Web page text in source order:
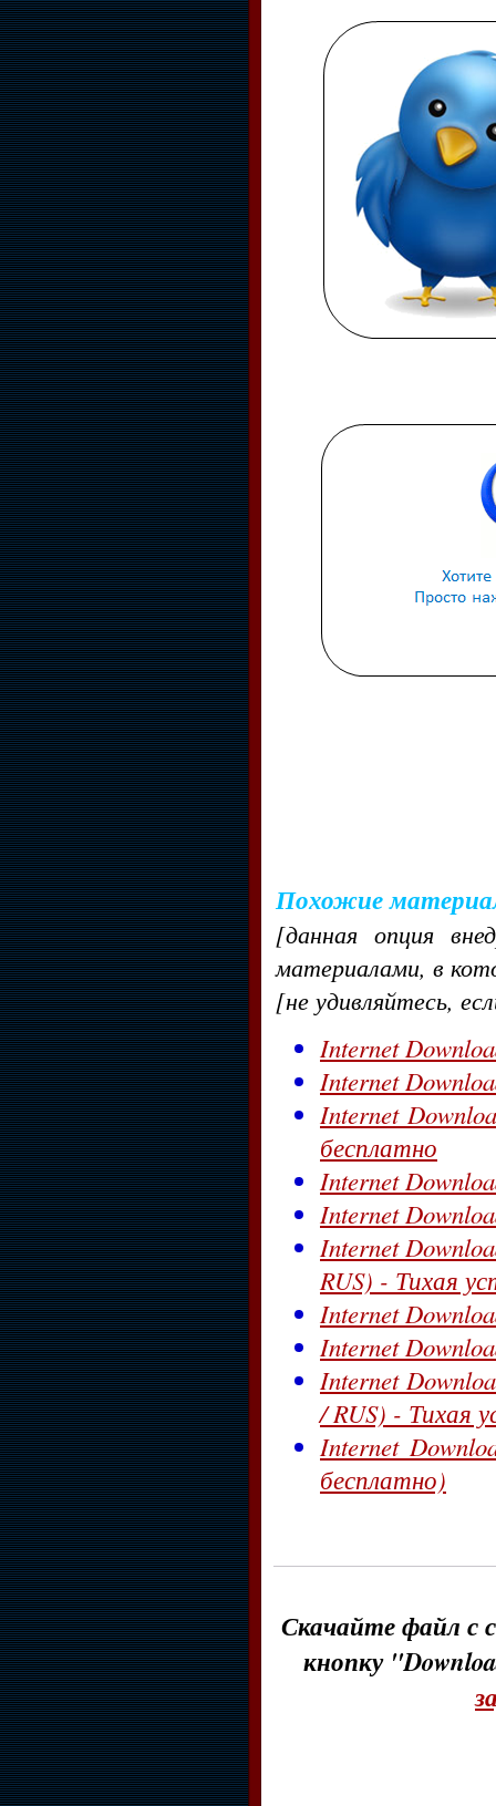
Похожие
[данная опция
материалами, в
[не удивляйтесь,
Internet
Internet
Internet
бесплатно
Internet
Internet
Internet
RUS) - Тихая
Internet
Internet
Internet
/ RUS) - Тихая
Internet
бесплатно)
Скачайте файл с
кнопку